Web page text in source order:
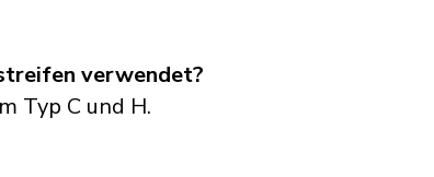
verwendet?
Typ C und H.